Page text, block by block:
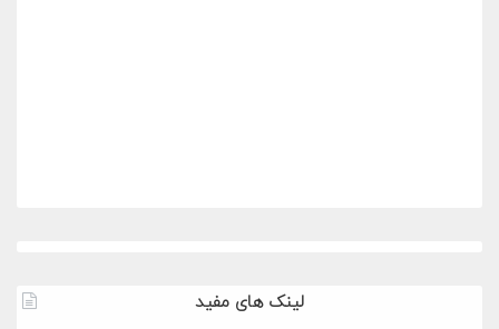
لینک های مفید